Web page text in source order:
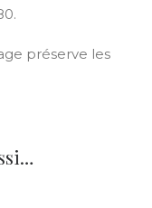
préserve les